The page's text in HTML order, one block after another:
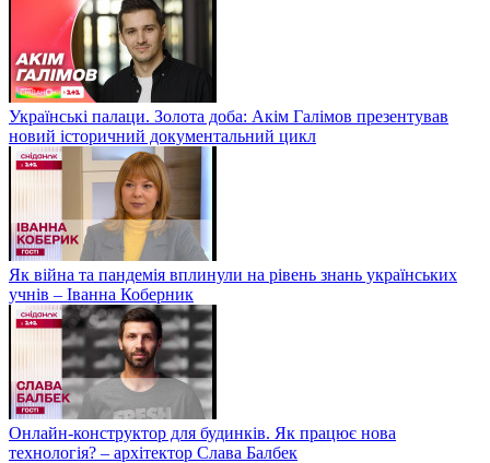
Українські палаци. Золота доба: Акім Галімов презентував
новий історичний документальний цикл
Як війна та пандемія вплинули на рівень знань українських
учнів – Іванна Коберник
Онлайн-конструктор для будинків. Як працює нова
технологія? – архітектор Слава Балбек